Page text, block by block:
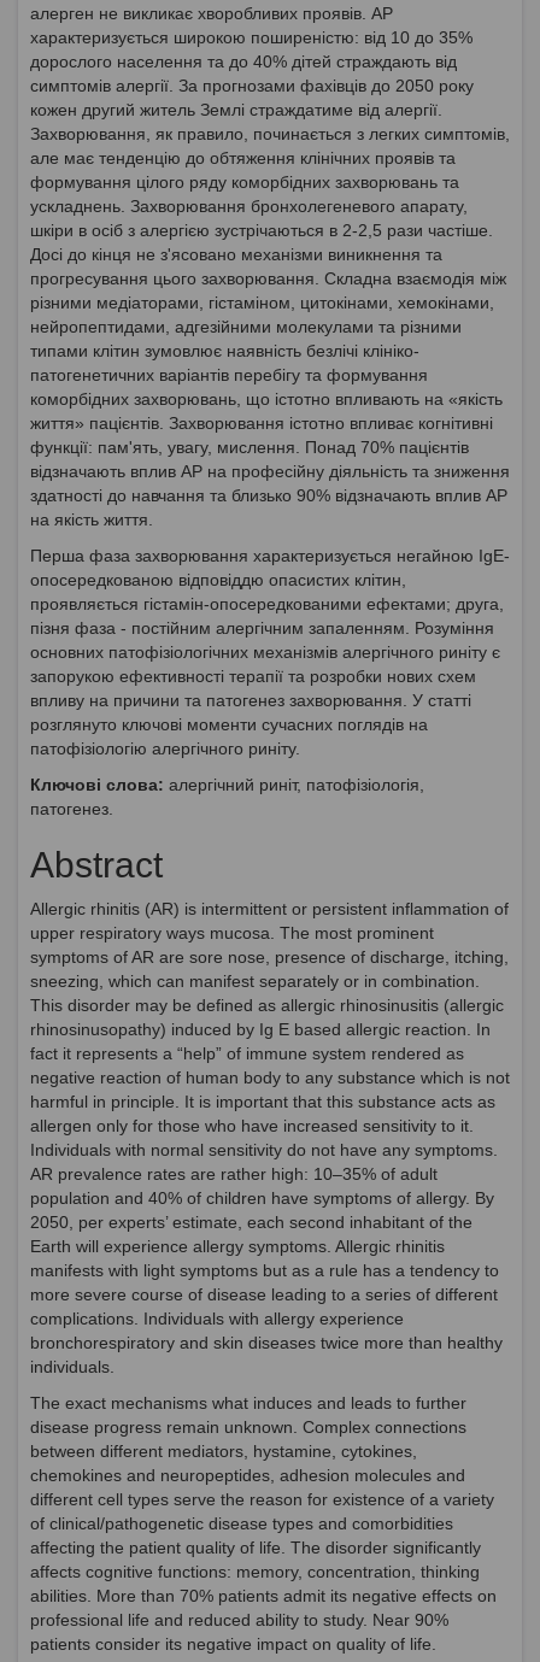
алерген не викликає хворобливих проявів. АР
характеризується широкою поширеністю: від 10 до 35%
дорослого населення та до 40% дітей страждають від
симптомів алергії. За прогнозами фахівців до 2050 року
кожен другий житель Землі страждатиме від алергії.
Захворювання, як правило, починається з легких симптомів,
але має тенденцію до обтяження клінічних проявів та
формування цілого ряду коморбідних захворювань та
ускладнень. Захворювання бронхолегеневого апарату,
шкіри в осіб з алергією зустрічаються в 2-2,5 рази частіше.
Досі до кінця не з'ясовано механізми виникнення та
прогресування цього захворювання. Складна взаємодія між
різними медіаторами, гістаміном, цитокінами, хемокінами,
нейропептидами, адгезійними молекулами та різними
типами клітин зумовлює наявність безлічі клініко-
патогенетичних варіантів перебігу та формування
коморбідних захворювань, що істотно впливають на «якість
життя» пацієнтів. Захворювання істотно впливає когнітивні
функції: пам'ять, увагу, мислення. Понад 70% пацієнтів
відзначають вплив АР на професійну діяльність та зниження
здатності до навчання та близько 90% відзначають вплив АР
на якість життя.
Перша фаза захворювання характеризується негайною IgE-
опосередкованою відповіддю опасистих клітин,
проявляється гістамін-опосередкованими ефектами; друга,
пізня фаза - постійним алергічним запаленням. Розуміння
основних патофізіологічних механізмів алергічного риніту є
запорукою ефективності терапії та розробки нових схем
впливу на причини та патогенез захворювання. У статті
розглянуто ключові моменти сучасних поглядів на
патофізіологію алергічного риніту.
Ключові слова: алергічний риніт, патофізіологія,
патогенез.
Abstract
Allergic rhinitis (AR) is intermittent or persistent inflammation of
upper respiratory ways mucosa. The most prominent
symptoms of AR are sore nose, presence of discharge, itching,
sneezing, which can manifest separately or in combination.
This disorder may be defined as allergic rhinosinusitis (allergic
rhinosinusopathy) induced by Ig E based allergic reaction. In
fact it represents a “help” of immune system rendered as
negative reaction of human body to any substance which is not
harmful in principle. It is important that this substance acts as
allergen only for those who have increased sensitivity to it.
Individuals with normal sensitivity do not have any symptoms.
AR prevalence rates are rather high: 10–35% of adult
population and 40% of children have symptoms of allergy. By
2050, per experts’ estimate, each second inhabitant of the
Earth will experience allergy symptoms. Allergic rhinitis
manifests with light symptoms but as a rule has a tendency to
more severe course of disease leading to a series of different
complications. Individuals with allergy experience
bronchorespiratory and skin diseases twice more than healthy
individuals.
The exact mechanisms what induces and leads to further
disease progress remain unknown. Complex connections
between different mediators, hystamine, cytokines,
chemokines and neuropeptides, adhesion molecules and
different cell types serve the reason for existence of a variety
of clinical/pathogenetic disease types and comorbidities
affecting the patient quality of life. The disorder significantly
affects cognitive functions: memory, concentration, thinking
abilities. More than 70% patients admit its negative effects on
professional life and reduced ability to study. Near 90%
patients consider its negative impact on quality of life.